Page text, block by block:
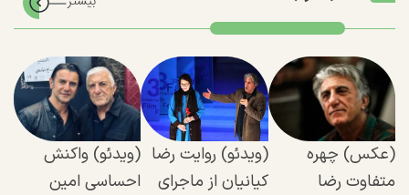
(عکس) چهره
متفاوت رضا
(ویدئو) روایت رضا
کیانیان از ماجرای
(ویدئو) واکنش
احساسی امین